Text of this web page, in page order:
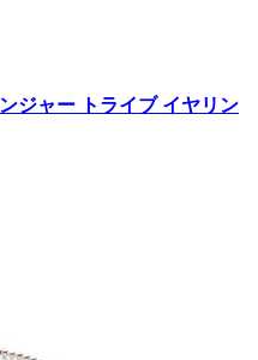
ジャー トライブ イヤリン